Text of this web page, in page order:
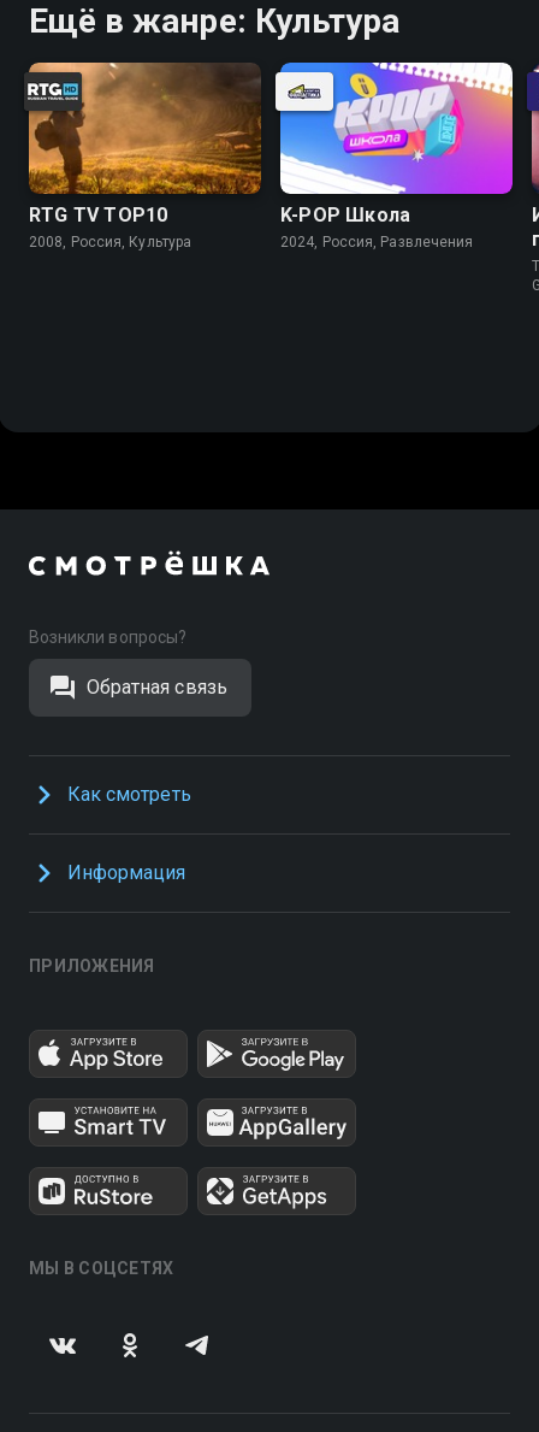
Ещё в жанре: Культура
RTG TV TOP10
2008, Россия, Культура
K-PОР Школа
2024, Россия, Развлечения
Возникли вопросы?
Обратная связь
Как смотреть
Информация
ПРИЛОЖЕНИЯ
МЫ В СОЦСЕТЯХ